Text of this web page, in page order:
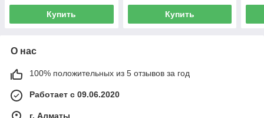
Купить Купить
О нас
100% положительных из 5 отзывов за год
Работает с 09.06.2020
г. Алматы